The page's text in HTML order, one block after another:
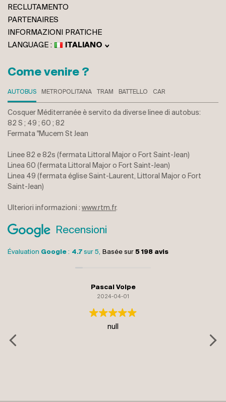
RECLUTAMENTO
PARTENAIRES
INFORMAZIONI PRATICHE
ITALIANO
ENGLISH
Come venire ?
AUTOBUS METROPOLITANA TRAM BATTELLO CAR
Cosquer Méditerranée è servito da diverse linee di autobus:
82 S ; 49 ; 60 ; 82
Fermata "Mucem St Jean
Linee 82 e 82s (fermata Littoral Major o Fort Saint-Jean)
Linea 60 (fermata Littoral Major o Fort Saint-Jean)
Linea 49 (fermata église Saint-Laurent, Littoral Major o Fort
Saint-Jean)
Ulteriori informazioni : www.rtm.fr.
Recensioni
wagonnets tournent sur
de voir toutes les figures
Évaluation Google : 4.7 sur 5, Basée sur 5 198 avis